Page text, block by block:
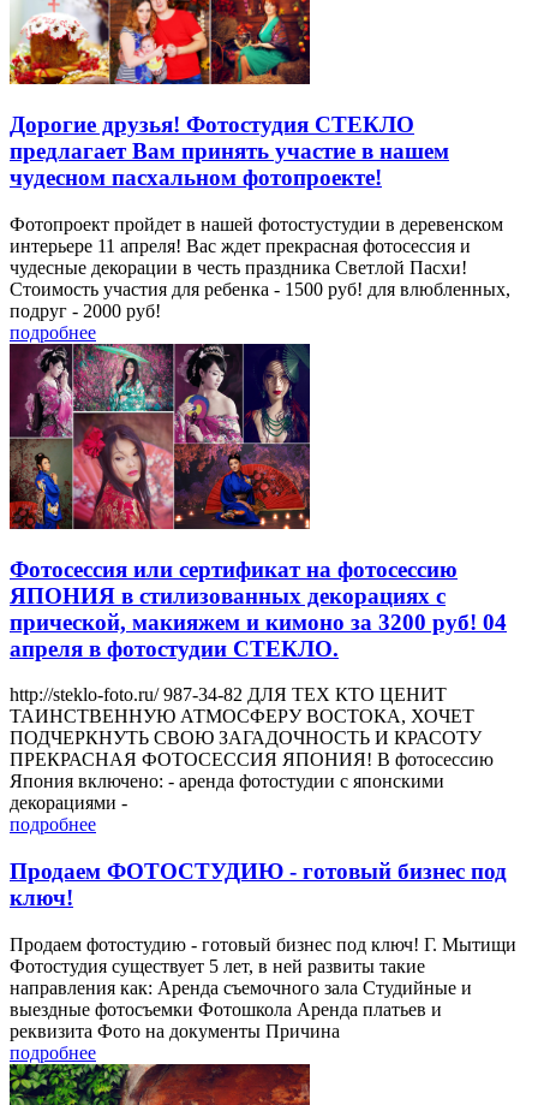
Дорогие друзья! Фотостудия СТЕКЛО
предлагает Вам принять участие в нашем
чудесном пасхальном фотопроекте!
Фотопроект пройдет в нашей фотостустудии в деревенском
интерьере 11 апреля! Вас ждет прекрасная фотосессия и
чудесные декорации в честь праздника Светлой Пасхи!
Стоимость участия для ребенка - 1500 руб! для влюбленных,
подруг - 2000 руб!
подробнее
Фотосессия или сертификат на фотосессию
ЯПОНИЯ в стилизованных декорациях с
прической, макияжем и кимоно за 3200 руб! 04
апреля в фотостудии СТЕКЛО.
http://steklo-foto.ru/ 987-34-82 ДЛЯ ТЕХ КТО ЦЕНИТ
ТАИНСТВЕННУЮ АТМОСФЕРУ ВОСТОКА, ХОЧЕТ
ПОДЧЕРКНУТЬ СВОЮ ЗАГАДОЧНОСТЬ И КРАСОТУ
ПРЕКРАСНАЯ ФОТОСЕССИЯ ЯПОНИЯ! В фотосессию
Япония включено: - аренда фотостудии с японскими
декорациями -
подробнее
Продаем ФОТОСТУДИЮ - готовый бизнес под
ключ!
Продаем фотостудию - готовый бизнес под ключ! Г. Мытищи
Фотостудия существует 5 лет, в ней развиты такие
направления как: Аренда съемочного зала Студийные и
выездные фотосъемки Фотошкола Аренда платьев и
реквизита Фото на документы Причина
подробнее